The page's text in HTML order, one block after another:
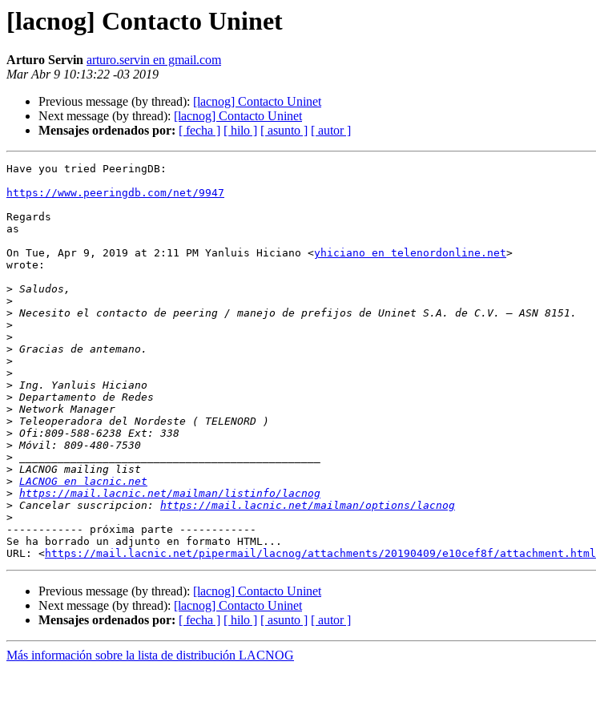
[lacnog] Contacto Uninet
Arturo Servin arturo.servin en gmail.com
Mar Abr 9 10:13:22 -03 2019
Previous message (by thread): [lacnog] Contacto Uninet
Next message (by thread): [lacnog] Contacto Uninet
Mensajes ordenados por: [ fecha ] [ hilo ] [ asunto ] [ autor ]
Have you tried PeeringDB:
https://www.peeringdb.com/net/9947
Regards
as
On Tue, Apr 9, 2019 at 2:11 PM Yanluis Hiciano <yhiciano en telenordonline.net>
wrote:
>
>
>
>
>
>
>
>
>
>
>
>
>
>
>
>
> LACNOG en lacnic.net
> https://mail.lacnic.net/mailman/listinfo/lacnog
> Cancelar suscripcion: https://mail.lacnic.net/mailman/options/lacnog
>
------------ próxima parte ------------
Se ha borrado un adjunto en formato HTML...
URL: <https://mail.lacnic.net/pipermail/lacnog/attachments/20190409/e10cef8f/attachment.html
Previous message (by thread): [lacnog] Contacto Uninet
Next message (by thread): [lacnog] Contacto Uninet
Mensajes ordenados por: [ fecha ] [ hilo ] [ asunto ] [ autor ]
Más información sobre la lista de distribución LACNOG